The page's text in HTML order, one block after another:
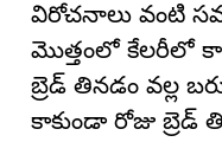
విరోచనాలు వంటి
మొత్తంలో కేలరీలో
బ్రెడ్ తినడం వల్ల
కాకుండా రోజు